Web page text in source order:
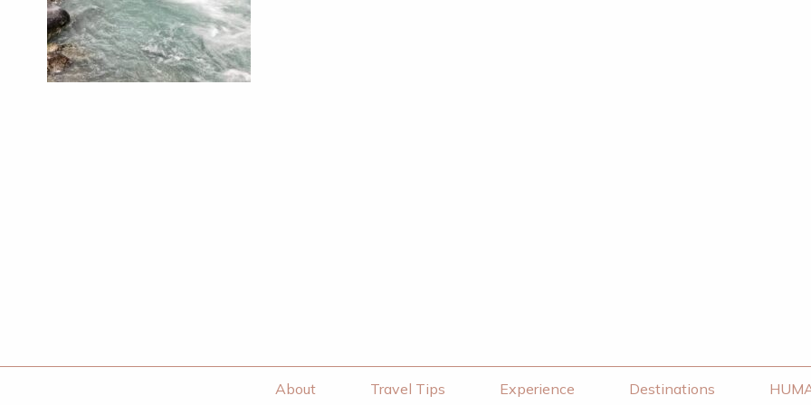
About Travel Tips Experience Destinations